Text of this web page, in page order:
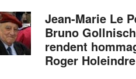
Jean-Marie Le
Bruno Gollnisch
rendent
Roger Holeindre